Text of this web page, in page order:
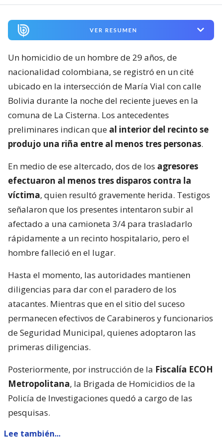
VER RESUMEN
Un homicidio de un hombre de 29 años, de
nacionalidad colombiana, se registró en un cité
ubicado en la intersección de María Vial con calle
Bolivia durante la noche del reciente jueves en la
comuna de La Cisterna. Los antecedentes
preliminares indican que al interior del recinto se
produjo una riña entre al menos tres personas.
En medio de ese altercado, dos de los agresores
efectuaron al menos tres disparos contra la
víctima, quien resultó gravemente herida. Testigos
señalaron que los presentes intentaron subir al
afectado a una camioneta 3/4 para trasladarlo
rápidamente a un recinto hospitalario, pero el
hombre falleció en el lugar.
Hasta el momento, las autoridades mantienen
diligencias para dar con el paradero de los
atacantes. Mientras que en el sitio del suceso
permanecen efectivos de Carabineros y funcionarios
de Seguridad Municipal, quienes adoptaron las
primeras diligencias.
Posteriormente, por instrucción de la Fiscalía ECOH
Metropolitana, la Brigada de Homicidios de la
Policía de Investigaciones quedó a cargo de las
pesquisas.
Lee también...